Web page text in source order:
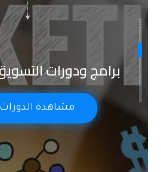
برامج ودورات
المكاتب
مشاهدة الدورات